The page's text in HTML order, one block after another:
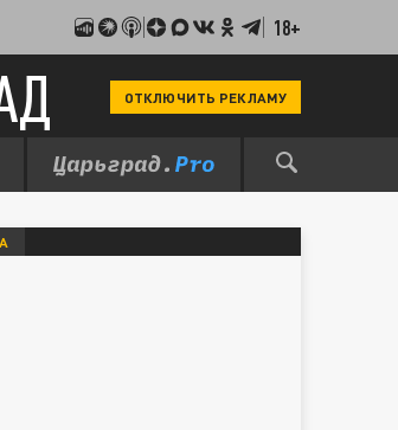
18+
ОТКЛЮЧИТЬ РЕКЛАМУ